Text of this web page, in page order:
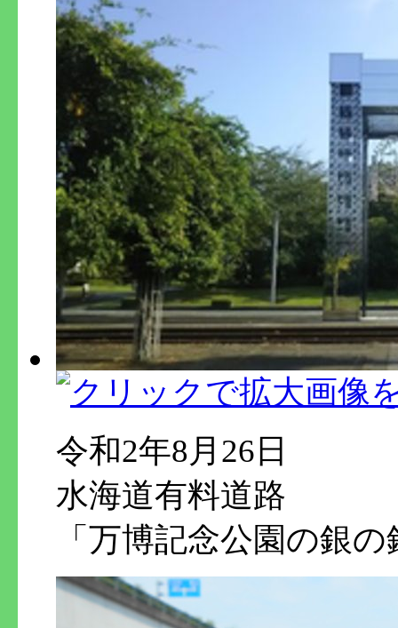
令和2年8月26日
水海道有料道路
「万博記念公園の銀の